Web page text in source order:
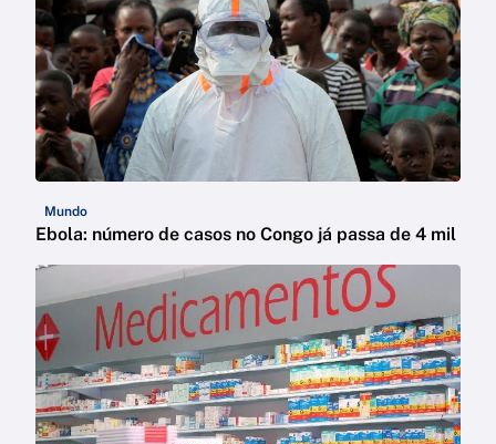
Mundo
Ebola: número de casos no Congo já passa de 4 mil